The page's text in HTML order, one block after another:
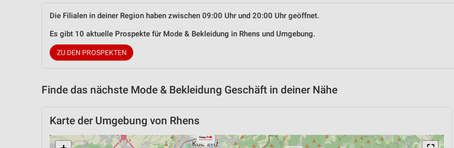
Die Filialen in deiner Region haben zwischen 09:00 Uhr und 20:00 Uhr geöffnet.
Es gibt 10 aktuelle Prospekte für Mode & Bekleidung in Rhens und Umgebung.
ZU DEN PROSPEKTEN
Finde das nächste Mode & Bekleidung Geschäft in deiner Nähe
Karte der Umgebung von Rhens